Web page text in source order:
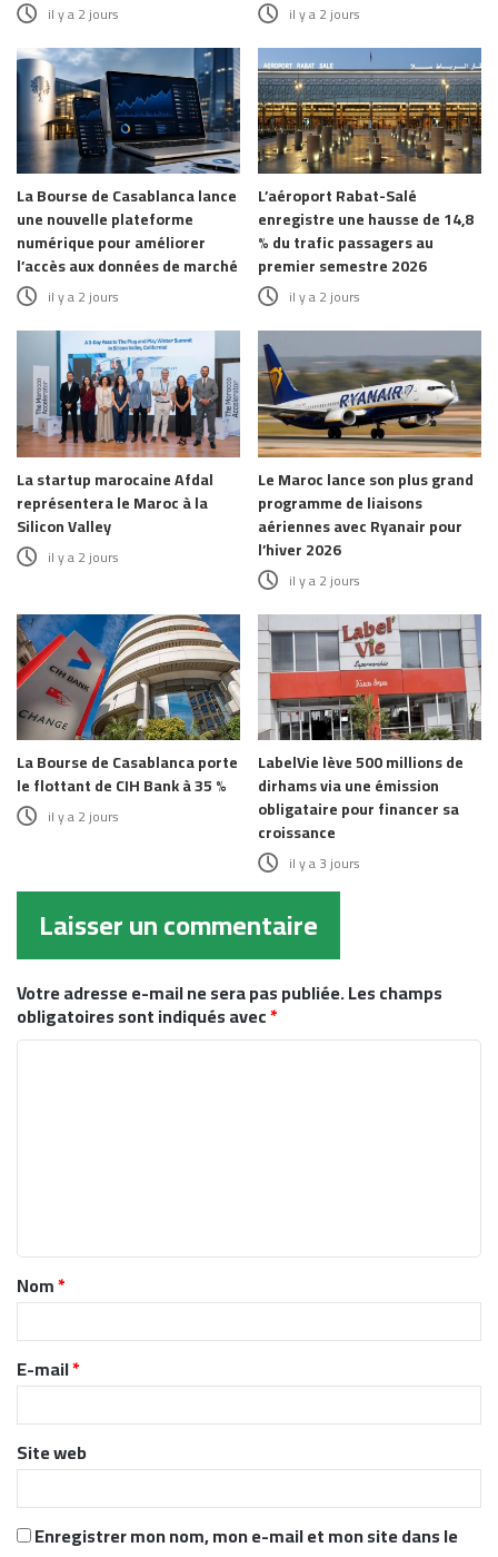
il y a 2 jours il y a 2 jours
La Bourse de Casablanca lance
une nouvelle plateforme
numérique pour améliorer
l’accès aux données de marché
il y a 2 jours
L’aéroport Rabat-Salé
enregistre une hausse de 14,8
% du trafic passagers au
premier semestre 2026
il y a 2 jours
La startup marocaine Afdal
représentera le Maroc à la
Silicon Valley
il y a 2 jours
Le Maroc lance son plus grand
programme de liaisons
aériennes avec Ryanair pour
l’hiver 2026
il y a 2 jours
La Bourse de Casablanca porte
le flottant de CIH Bank à 35 %
il y a 2 jours
LabelVie lève 500 millions de
dirhams via une émission
obligataire pour financer sa
croissance
il y a 3 jours
Laisser un commentaire
Votre adresse e-mail ne sera pas publiée.Les champs
obligatoires sont indiqués avec*
t
a
r
e
*
Nom*
E-mail*
Site web
Enregistrer mon nom, mon e-mail et mon site dans le